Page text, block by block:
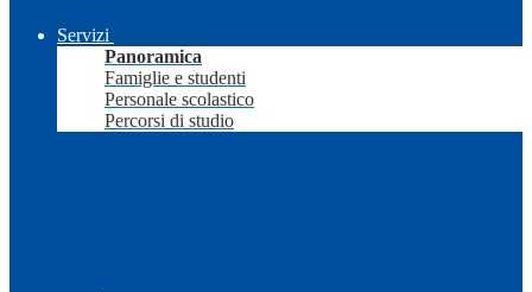
Servizi
Panoramica
Famiglie e studenti
Personale scolastico
Percorsi di studio